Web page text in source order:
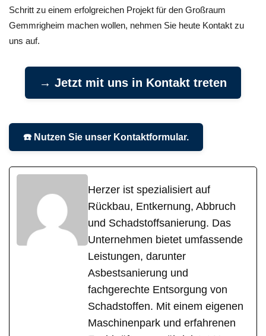
Schritt zu einem erfolgreichen Projekt für den Großraum
Gemmrigheim machen wollen, nehmen Sie heute Kontakt zu
uns auf.
→ Jetzt mit uns in Kontakt treten
☎️ Nutzen Sie unser Kontaktformular.
Herzer ist spezialisiert auf
Rückbau, Entkernung, Abbruch
und Schadstoffsanierung. Das
Unternehmen bietet umfassende
Leistungen, darunter
Asbestsanierung und
fachgerechte Entsorgung von
Schadstoffen. Mit einem eigenen
Maschinenpark und erfahrenen